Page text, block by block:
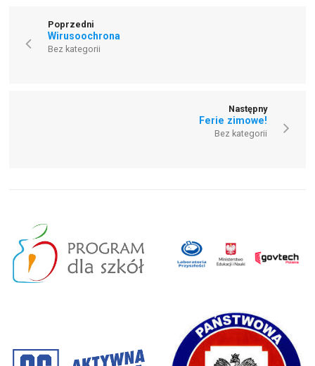
Poprzedni
Wirusoochrona
Bez kategorii
Następny
Ferie zimowe!
Bez kategorii